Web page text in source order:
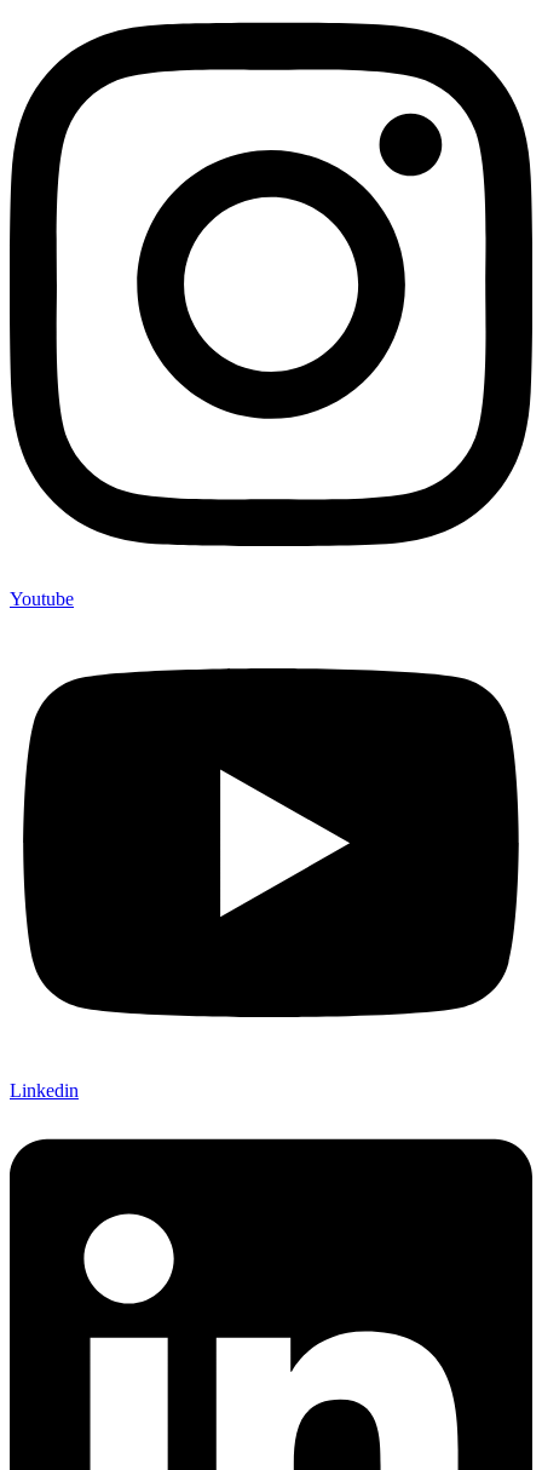
Youtube
Linkedin